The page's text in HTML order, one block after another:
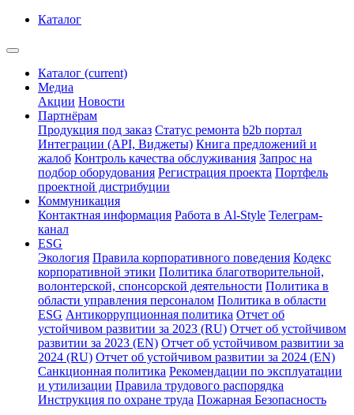
Каталог
Каталог (current)
Медиа
Акции Новости
Партнёрам
Продукция под заказ Статус ремонта b2b портал
Интеграции (API, Виджеты) Книга предложений и
жалоб Контроль качества обслуживания Запрос на
подбор оборудования Регистрация проекта Портфель
проектной дистрибуции
Коммуникация
Контактная информация Работа в Al-Style Телеграм-
канал
ESG
Экология Правила корпоративного поведения Кодекс
корпоративной этики Политика благотворительной,
волонтерской, спонсорской деятельности Политика в
области управления персоналом Политика в области
ESG Антикоррупционная политика Отчет об
устойчивом развитии за 2023 (RU) Отчет об устойчивом
развитии за 2023 (EN) Отчет об устойчивом развитии за
2024 (RU) Отчет об устойчивом развитии за 2024 (EN)
Санкционная политика Рекомендации по эксплуатации
и утилизации Правила трудового распорядка
Инструкция по охране труда Пожарная Безопасность